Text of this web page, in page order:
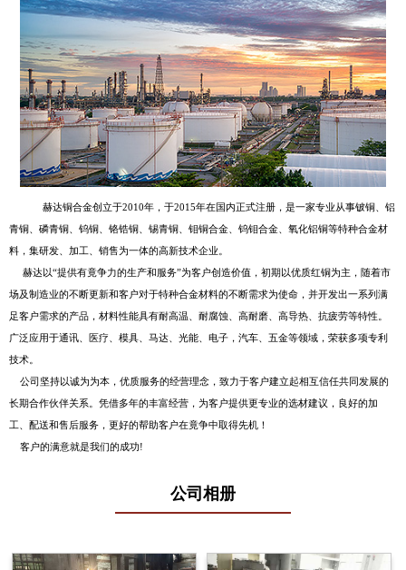
赫达铜合金创立于2010年，于2015年在国内正式注册，是一家专业从事铍铜、铝
青铜、磷青铜、钨铜、铬锆铜、锡青铜、钼铜合金、钨钼合金、氧化铝铜等特种合金材
料，集研发、加工、销售为一体的高新技术企业。
赫达以“提供有竟争力的生产和服务”为客户创造价值，初期以优质红铜为主，随着市
场及制造业的不断更新和客户对于特种合金材料的不断需求为使命，并开发出一系列满
足客户需求的产品，材料性能具有耐高温、耐腐蚀、高耐磨、高导热、抗疲劳等特性。
广泛应用于通讯、医疗、模具、马达、光能、电子，汽车、五金等领域，荣获多项专利
技术。
公司坚持以诚为为本，优质服务的经营理念，致力于客户建立起相互信任共同发展的
长期合作伙伴关系。凭借多年的丰富经营，为客户提供更专业的选材建议，良好的加
工、配送和售后服务，更好的帮助客户在竟争中取得先机！
客户的满意就是我们的成功!
公司相册